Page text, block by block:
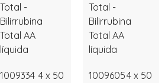
Total -
Bilirrubina
Total AA
líquida
1009334 4 x 50
Total -
Bilirrubina
Total AA
líquida
10096054 x 50